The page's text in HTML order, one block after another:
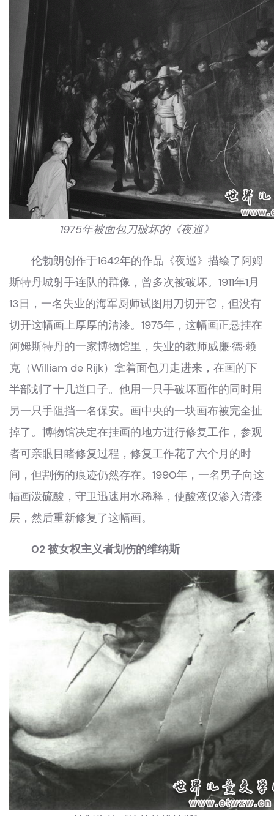
1975年被面包刀破坏的《夜巡》
伦勃朗创作于1642年的作品《夜巡》描绘了阿姆
斯特丹城射手连队的群像，曾多次被破坏。1911年1月
13日，一名失业的海军厨师试图用刀切开它，但没有
切开这幅画上厚厚的清漆。1975年，这幅画正悬挂在
阿姆斯特丹的一家博物馆里，失业的教师威廉·德·赖
克（William de Rijk）拿着面包刀走进来，在画的下
半部划了十几道口子。他用一只手破坏画作的同时用
另一只手阻挡一名保安。画中央的一块画布被完全扯
掉了。博物馆决定在挂画的地方进行修复工作，参观
者可亲眼目睹修复过程，修复工作花了六个月的时
间，但割伤的痕迹仍然存在。1990年，一名男子向这
幅画泼硫酸，守卫迅速用水稀释，使酸液仅渗入清漆
层，然后重新修复了这幅画。
02 被女权主义者划伤的维纳斯